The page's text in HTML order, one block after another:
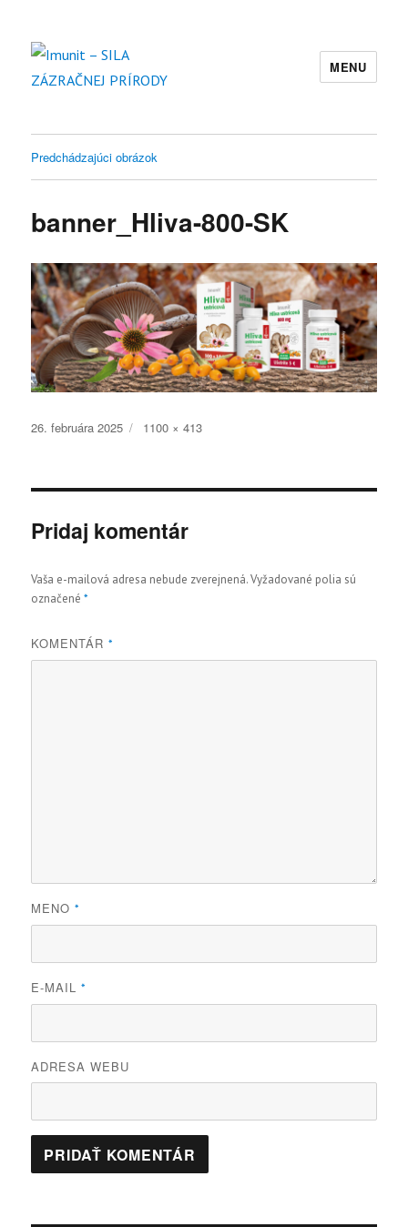
MENU
Predchádzajúci obrázok
banner_Hliva-800-SK
Publikované
26. februára 2025
Plná
1100 × 413
Pridaj komentár
Vaša e-mailová adresa nebude zverejnená. Vyžadované polia sú
označené*
KOMENTÁR*
MENO*
E-MAIL*
ADRESA WEBU